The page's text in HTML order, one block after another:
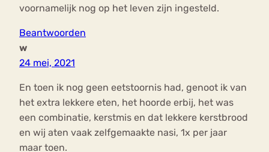
voornamelijk nog op het leven zijn ingesteld.
Beantwoorden
w
24 mei, 2021
En toen ik nog geen eetstoornis had, genoot ik van
het extra lekkere eten, het hoorde erbij, het was
een combinatie, kerstmis en dat lekkere kerstbrood
en wij aten vaak zelfgemaakte nasi, 1x per jaar
maar toen.